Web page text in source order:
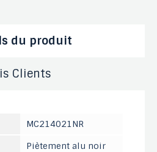
du produit
Clients
MC214021NR
Piètement alu noir